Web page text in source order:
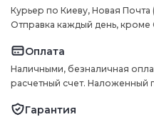
Курьер по Киеву, Новая
Отправка каждый день,
Оплата
Наличными, безналичная
расчетный счет. Наложенный
Гарантия